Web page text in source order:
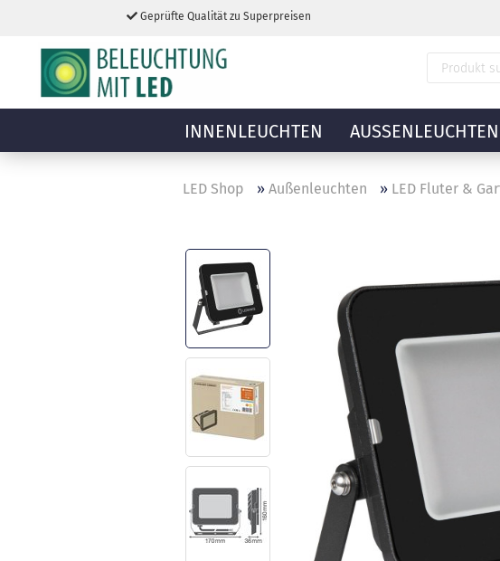
Geprüfte Qualität zu Superpreisen
INNENLEUCHTEN AUSSENLEUCHTEN
LED Shop » Außenleuchten » LED Fluter &